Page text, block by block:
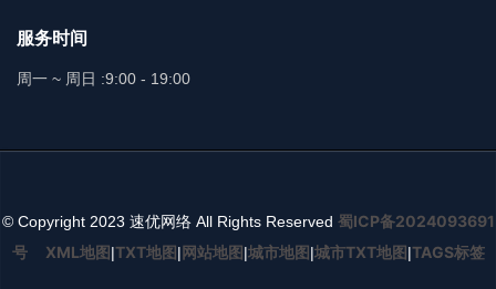
服务时间
周一 ~ 周日 :9:00 - 19:00
© Copyright 2023 速优网络 All Rights Reserved 蜀ICP备2024093691
号
XML地图|TXT地图|网站地图|城市地图|城市TXT地图|TAGS标签